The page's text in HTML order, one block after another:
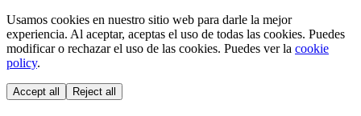
Usamos cookies en nuestro sitio web para darle la mejor
experiencia. Al aceptar, aceptas el uso de todas las cookies. Puedes
modificar o rechazar el uso de las cookies. Puedes ver la cookie
policy.
Accept all Reject all